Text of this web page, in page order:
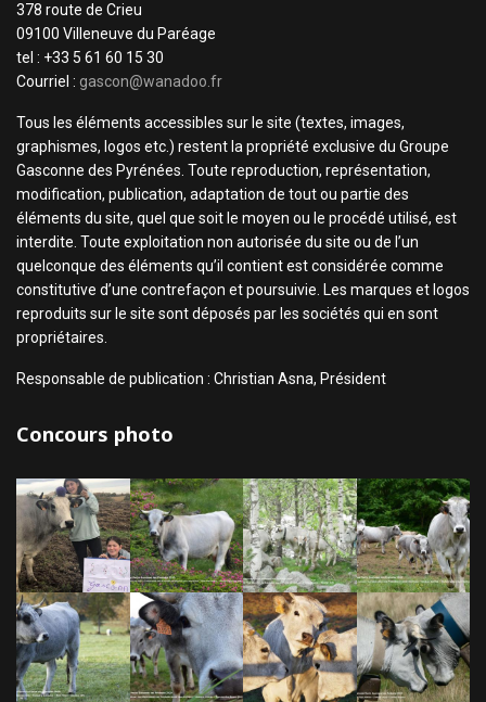
378 route de Crieu
09100 Villeneuve du Paréage
tel : +33 5 61 60 15 30
Courriel : gascon@wanadoo.fr
Tous les éléments accessibles sur le site (textes, images,
graphismes, logos etc.) restent la propriété exclusive du Groupe
Gasconne des Pyrénées. Toute reproduction, représentation,
modification, publication, adaptation de tout ou partie des
éléments du site, quel que soit le moyen ou le procédé utilisé, est
interdite. Toute exploitation non autorisée du site ou de l’un
quelconque des éléments qu’il contient est considérée comme
constitutive d’une contrefaçon et poursuivie. Les marques et logos
reproduits sur le site sont déposés par les sociétés qui en sont
propriétaires.
Responsable de publication : Christian Asna, Président
Concours photo